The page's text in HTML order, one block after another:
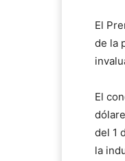
El
de la
El
del 1
la